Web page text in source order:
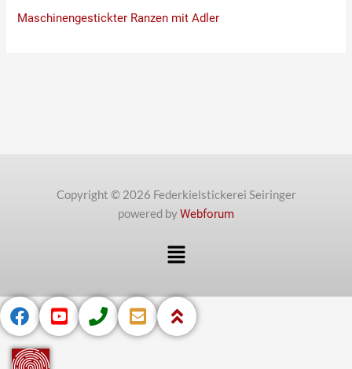
Maschinengestickter Ranzen mit Adler
Copyright © 2026 Federkielstickerei Seiringer
powered byWebforum
Menü